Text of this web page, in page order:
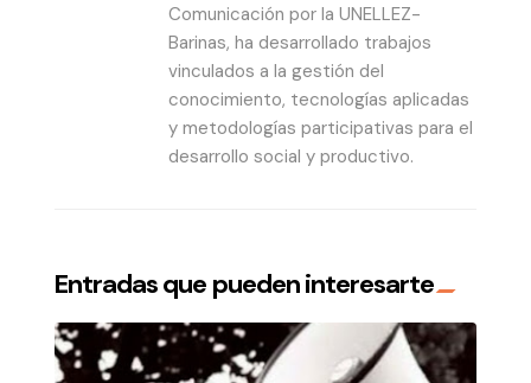
Comunicación por la UNELLEZ-
Barinas, ha desarrollado trabajos
vinculados a la gestión del
conocimiento, tecnologías aplicadas
y metodologías participativas para el
desarrollo social y productivo.
Entradas que pueden interesarte